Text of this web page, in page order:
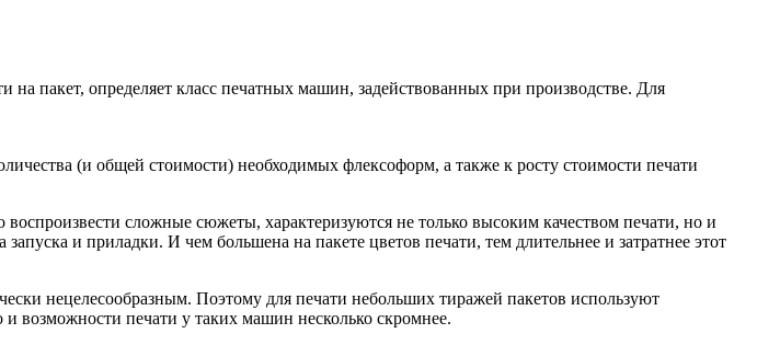
пакет, определяет класс печатных машин, задействованных при производстве. Для
(и общей стоимости) необходимых флексоформ, а также к росту стоимости печати
сложные сюжеты, характеризуются не только высоким качеством печати, но и
и приладки. И чем большена на пакете цветов печати, тем длительнее и затратнее этот
нецелесообразным. Поэтому для печати небольших тиражей пакетов используют
возможности печати у таких машин несколько скромнее.